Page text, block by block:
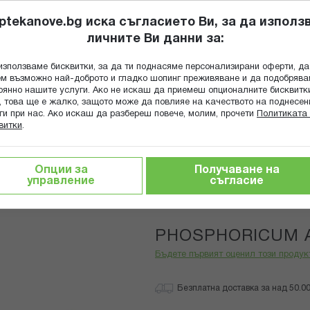
Търсене
ПОПИТАЙ
ГРИЖА ЗА МАЙКАТА И ДЕТЕТО ХРАНИТЕЛНИ ДОБАВКИ
Boiron
PHOSPHORICUM
Бъдете първият оценил този
Безплатна доставка за над
иска съгласието Ви, за да
личните Ви данни за:
бисквитки, за да ти поднасяме персонализирани оферти, да
възможно най-доброто и гладко шопинг преживяване и да
нашите услуги. Ако не искаш да приемеш опционалните
това ще е жалко, защото може да повлияе на качеството на
при нас. Ако искаш да разбереш повече, молим, прочети
Политиката
.
Опции за
управление
Получаване на
съгласие